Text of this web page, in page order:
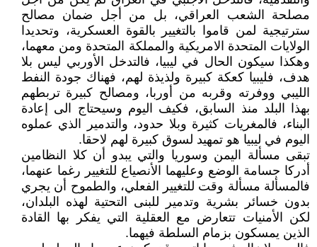
مصلحة الشعب العراقي، بل من أجل ضمان مصالح
سترتيجية لمن قاموا بالتغيير بالقوة العسكرية، وتحديدا
الولايات المتحدة الامريكية والمملكة المتحدة ومن معهما،
وهكذا سيكون الحال في ليبيا، فالتدخل الأوربي ليس بلا
هدف، فليبيا كعكة كبيرة ولذيذة لهم، فهناك جودة النفط
الليبي ووفرته وقربه من أوربا، ومصالح كبيرة تربطهم
بهذا البلد منذ السابق، فكيف اليوم وسيحتاج الى إعادة
البناء، فالمغريات كثيرة وبلا حدود، والتدمير الذي عملوه
اليوم في ليبيا هو تمهيد لسوق كبيرة لهم لاحقا.
تبقى مسألة اليمن وسوريا والتي يبدو أن كلا النظامين
أدركا جسامة الوضع وعليهما الأنصياع للتغيير رغما عنهما،
فالمسألة مسألة وقت للتغيير الفعلي، والطموح أن يجري
بدون خسائر بشرية وتدمير للبنى التحتية لهذه البلدان،
لكن الأمنيات تتعارض مع العقلية التي يفكر بها القادة
الذين يمسكون بزمام السلطة فيهما.